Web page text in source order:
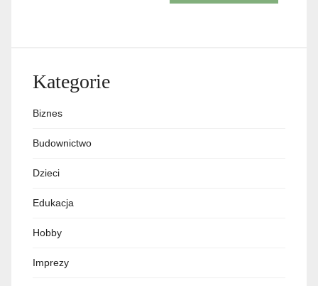
Kategorie
Biznes
Budownictwo
Dzieci
Edukacja
Hobby
Imprezy